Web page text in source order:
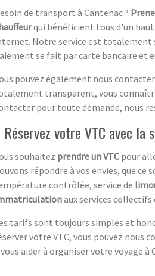
de transport à Cantenac ?
qui bénéficient tous d'un
Notre service est totalement
se fait par carte bancaire et
pouvez également nous
transparent, vous
pour toute demande, nous
Réservez votre VTC avec la
souhaitez prendre un VTC pour
répondre à vos envies, que
contrôlée, service de
aux services
tarifs sont toujours simples et
votre VTC, vous pouvez
aider à organiser votre voyage à